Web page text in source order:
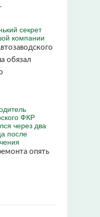
секрет
компании
обязал
ФКР
через два
после
опять